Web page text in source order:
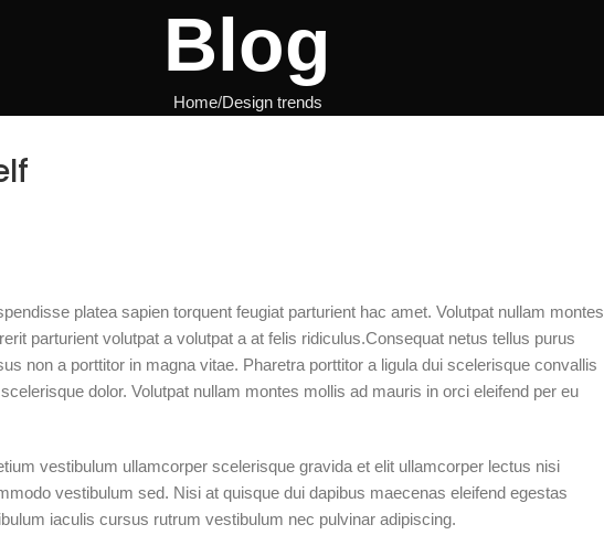
Blog
Home Design trends
platea sapien torquent feugiat parturient hac amet. Volutpat nullam montes
parturient volutpat a volutpat a at felis ridiculus.Consequat netus tellus purus
non a porttitor in magna vitae. Pharetra porttitor a ligula dui scelerisque convallis
dolor. Volutpat nullam montes mollis ad mauris in orci eleifend per eu
vestibulum ullamcorper scelerisque gravida et elit ullamcorper lectus nisi
vestibulum sed. Nisi at quisque dui dapibus maecenas eleifend egestas
iaculis cursus rutrum vestibulum nec pulvinar adipiscing.